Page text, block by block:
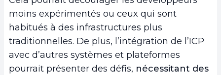
moins expérimentés ou ceux qui sont
habitués à des infrastructures plus
traditionnelles. De plus, l’intégration de l’ICP
avec d’autres systèmes et plateformes
pourrait présenter des défis, nécessitant des